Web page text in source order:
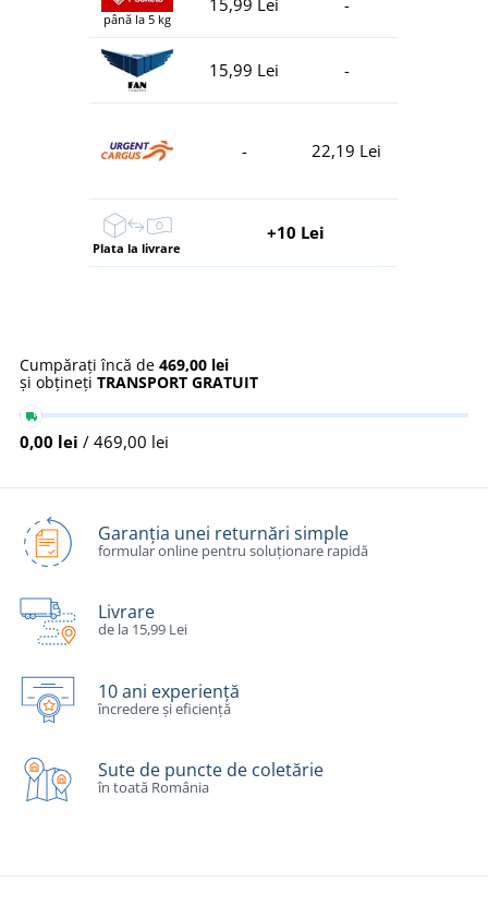
până la 5 kg
15,99 Lei -
- 22,19 Lei
Plata la livrare
+10 Lei
Cumpărați încă de 469,00 lei
și obțineți TRANSPORT GRATUIT
0,00 lei / 469,00 lei
Garanția unei returnări simple
formular online pentru soluționare rapidă
Livrare
de la 15,99 Lei
10 ani experiență
încredere și eficiență
Sute de puncte de coletărie
în toată România